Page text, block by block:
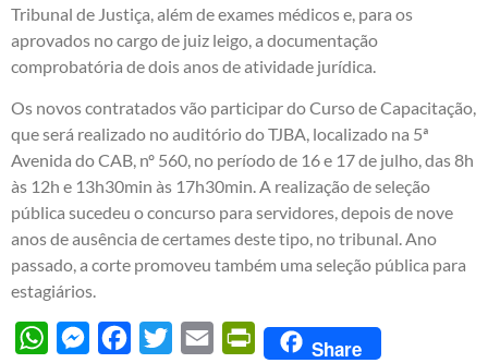
Tribunal de Justiça, além de exames médicos e, para os
aprovados no cargo de juiz leigo, a documentação
comprobatória de dois anos de atividade jurídica.
Os novos contratados vão participar do Curso de Capacitação,
que será realizado no auditório do TJBA, localizado na 5ª
Avenida do CAB, nº 560, no período de 16 e 17 de julho, das 8h
às 12h e 13h30min às 17h30min. A realização de seleção
pública sucedeu o concurso para servidores, depois de nove
anos de ausência de certames deste tipo, no tribunal. Ano
passado, a corte promoveu também uma seleção pública para
estagiários.
WhatsAppMessengerFacebook
Twitter Email PrintFriendly
Share